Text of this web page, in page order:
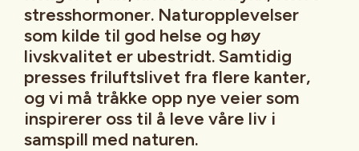
stresshormoner. Naturopplevelser
som kilde til god helse og høy
livskvalitet er ubestridt. Samtidig
presses friluftslivet fra flere kanter,
og vi må tråkke opp nye veier som
inspirerer oss til å leve våre liv i
samspill med naturen.